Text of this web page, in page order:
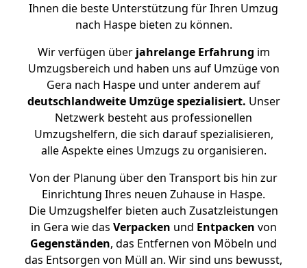
Ihnen die beste Unterstützung für Ihren Umzug
nach Haspe bieten zu können.
Wir verfügen überjahrelange Erfahrung im
Umzugsbereich und haben uns auf Umzüge von
Gera nach Haspe und unter anderem auf
deutschlandweite Umzüge spezialisiert. Unser
Netzwerk besteht aus professionellen
Umzugshelfern, die sich darauf spezialisieren,
alle Aspekte eines Umzugs zu organisieren.
Von der Planung über den Transport bis hin zur
Einrichtung Ihres neuen Zuhause in Haspe.
Die Umzugshelfer bieten auch Zusatzleistungen
in Gera wie das Verpacken und Entpacken von
Gegenständen, das Entfernen von Möbeln und
das Entsorgen von Müll an. Wir sind uns bewusst,